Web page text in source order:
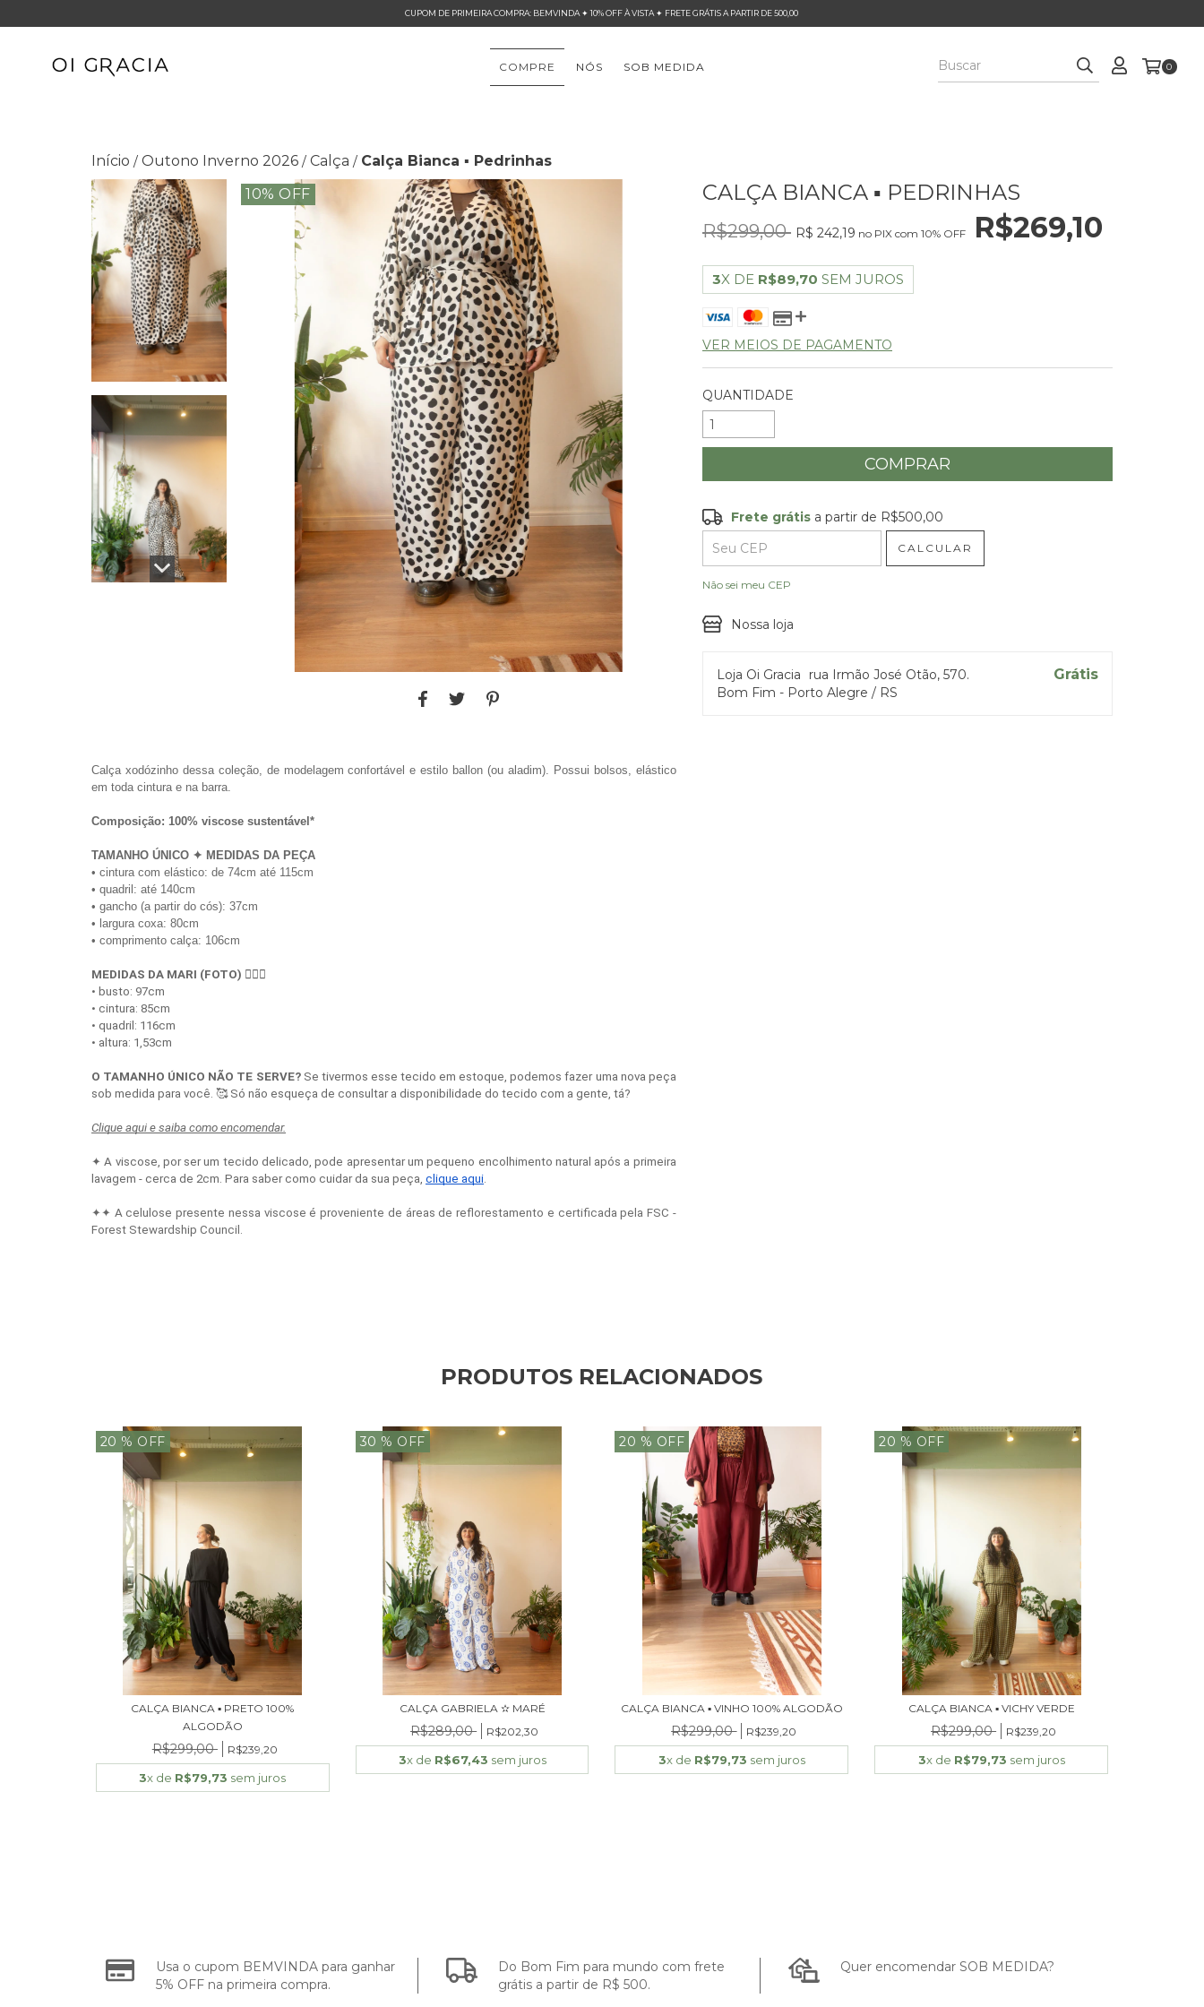
CUPOM DE PRIMEIRA COMPRA: BEMVINDA ✦ 10% OFF À VISTA ✦ FRETE GRÁTIS A PARTIR DE 500,00
COMPRE NÓS SOB MEDIDA 0
Início / Outono Inverno 2026 / Calça / Calça Bianca ▪ Pedrinhas
10% OFF
Calça xodózinho dessa coleção, de modelagem confortável e estilo ballon (ou aladim). Possui bolsos, elástico
em toda cintura e na barra.
Composição: 100% viscose sustentável*
TAMANHO ÚNICO ✦ MEDIDAS DA PEÇA
• cintura com elástico: de 74cm até 115cm
• quadril: até 140cm
• gancho (a partir do cós): 37cm
• largura coxa: 80cm
• comprimento calça: 106cm
MEDIDAS DA MARI (FOTO) 💁🏻‍♀️
• busto: 97cm
• cintura: 85cm
• quadril: 116cm
• altura: 1,53cm
O TAMANHO ÚNICO NÃO TE SERVE?Se tivermos esse tecido em estoque, podemos fazer uma nova peça
sob medida para você. 🥰 Só não esqueça de consultar a disponibilidade do tecido com a gente, tá?
Clique aqui e saiba como encomendar.
✦ A viscose, por ser um tecido delicado, pode apresentar um pequeno encolhimento natural após a primeira
lavagem - cerca de 2cm. Para saber como cuidar da sua peça, clique aqui.
✦✦ A celulose presente nessa viscose é proveniente de áreas de reflorestamento e certificada pela FSC -
Forest Stewardship Council.
CALÇA BIANCA ▪ PEDRINHAS
R$299,00 R$ 242,19 no PIX com 10% OFF R$269,10
3X DE R$89,70 SEM JUROS
VER MEIOS DE PAGAMENTO
QUANTIDADE
Frete grátis R$500,00
Entregas para o CEP:
Frete grátis a partir de R$500,00
CALCULAR
Não sei meu CEP
Nossa loja
Loja Oi Gracia
rua Irmão José Otão, 570.
Bom Fim - Porto Alegre / RS
Grátis
PRODUTOS RELACIONADOS
20 % OFF
CALÇA BIANCA ▪ PRETO 100%
ALGODÃO
R$299,00 R$239,20
3x de R$79,73 sem juros
30 % OFF
CALÇA GABRIELA ✫ MARÉ
R$289,00 R$202,30
3x de R$67,43 sem juros
20 % OFF
CALÇA BIANCA ▪ VINHO 100% ALGODÃO
R$299,00 R$239,20
3x de R$79,73 sem juros
20 % OFF
CALÇA BIANCA ▪ VICHY VERDE
R$299,00 R$239,20
3x de R$79,73 sem juros
Usa o cupom BEMVINDA para ganhar
5% OFF na primeira compra.
Do Bom Fim para mundo com frete
grátis a partir de R$ 500.
Quer encomendar SOB MEDIDA?